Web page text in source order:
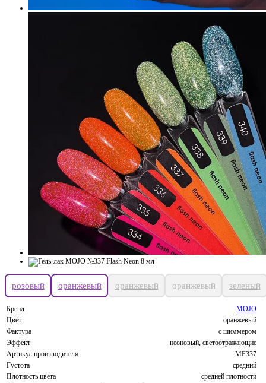
розовый оранжевый оранжевый оранжевый зеленый
Бренд
MOJO
Цвет
оранжевый
Фактура
с шиммером
Эффект
неоновый, светоотражающие
Артикул производителя
MF337
Густота
средний
Плотность цвета
средней плотности